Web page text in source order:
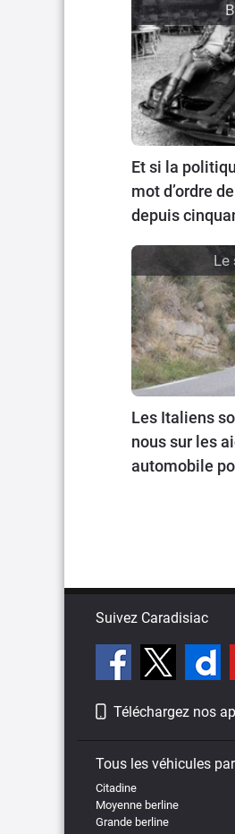
Et si la
mot d’ordre
depuis
Le
Les Italiens
nous sur les
automobile
Suivez Caradisiac
Téléchargez nos
Tous les véhicules
Citadine
Moyenne berline
Grande berline